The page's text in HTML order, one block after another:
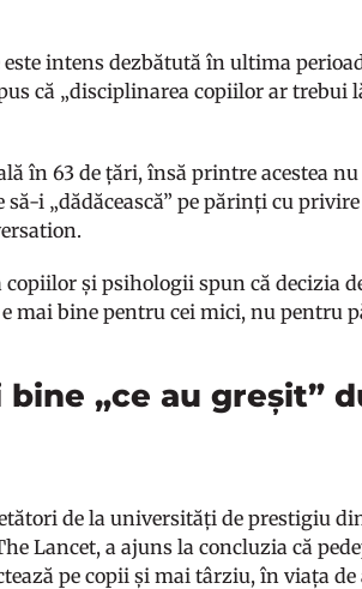
intens dezbătută în ultima
că „disciplinarea copiilor ar trebui
în 63 de țări, însă printre acestea
i „dădăcească” pe părinți cu
și psihologii spun că decizia
mai bine pentru cei mici, nu pentru
„ce au greșit”
de la universități de prestigiu
Lancet, a ajuns la concluzia că
pe copii și mai târziu, în viața